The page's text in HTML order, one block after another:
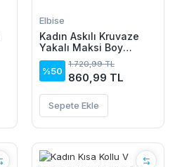
Elbise
Kadın Askılı Kruvaze
Yakalı Maksi Boy
Janjan Krep Elbise
%50
1.720,99 TL
860,99 TL
Sepete Ekle